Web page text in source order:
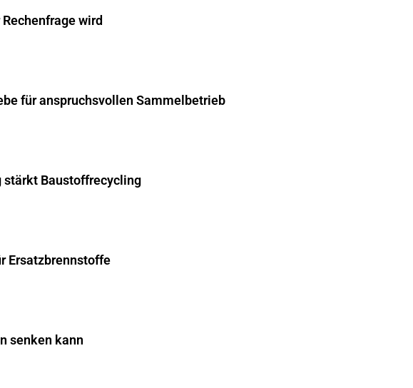
wird
für anspruchsvollen Sammelbetrieb
stärkt Baustoffrecycling
Ersatzbrennstoffe
senken kann